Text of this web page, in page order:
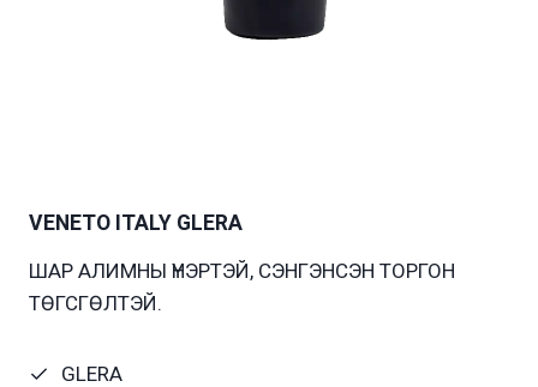
VENETO ITALY GLERA
ШАР АЛИМНЫ ҮНЭРТЭЙ, СЭНГЭНСЭН ТОРГОН
ТӨГСГӨЛТЭЙ.
GLERA